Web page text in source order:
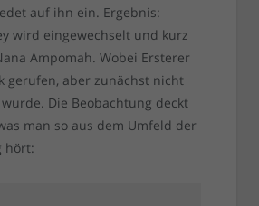
auf ihn ein. Ergebnis:
wird eingewechselt und kurz
Ampomah. Wobei Ersterer
gerufen, aber zunächst nicht
Die Beobachtung deckt
man so aus dem Umfeld der
hört: